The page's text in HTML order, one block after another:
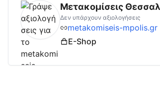
metakomiseis-mpolis.gr
Μετακομίσεις
Δεν υπάρχουν αξιολογήσεις
metakomiseis-mpolis.gr
E-Shop